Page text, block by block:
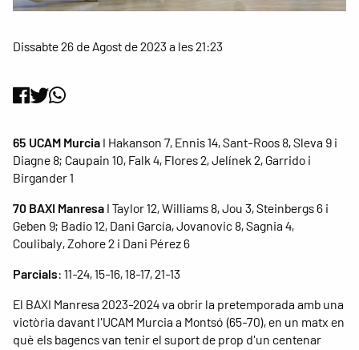
Dissabte 26 de Agost de 2023 a les 21:23
65 UCAM Murcia I Hakanson 7, Ennis 14, Sant-Roos 8, Sleva 9 i
Diagne 8; Caupain 10, Falk 4, Flores 2, Jelínek 2, Garrido i
Birgander 1
70 BAXI Manresa I Taylor 12, Williams 8, Jou 3, Steinbergs 6 i
Geben 9; Badio 12, Dani García, Jovanovic 8, Sagnia 4,
Coulibaly, Zohore 2 i Dani Pérez 6
Parcials: 11-24, 15-16, 18-17, 21-13
El BAXI Manresa 2023-2024 va obrir la pretemporada amb una
victòria davant l'UCAM Murcia a Montsó (65-70), en un matx en
què els bagencs van tenir el suport de prop d'un centenar